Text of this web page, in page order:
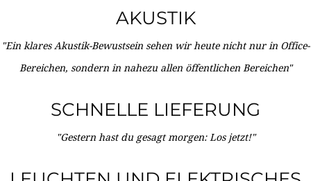
AKUSTIK
"Ein klares Akustik-Bewustsein sehen wir heute nicht nur in Office-
Bereichen, sondern in nahezu allen öffentlichen Bereichen"
SCHNELLE LIEFERUNG
"Gestern hast du gesagt morgen: Los jetzt!"